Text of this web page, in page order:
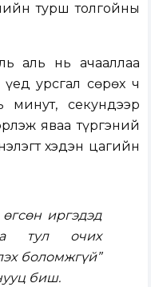
турш толгойны
аль нь ачааллаа
үед урсгал сөрөх ч
секундээр
яваа түргэний
хэдэн цагийн
өгсөн иргэдэд
тул очих
боломжгүй”
биш.